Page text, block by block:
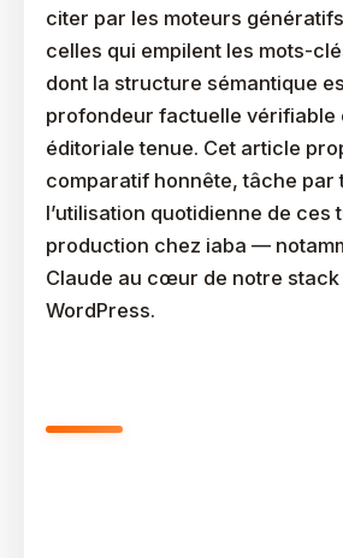
citer par les moteurs
celles qui empilent les mots-
dont la structure sémantique
profondeur factuelle vérifiable
éditoriale tenue. Cet article
comparatif honnête, tâche par
l’utilisation quotidienne de ces
production chez iaba —
Claude au cœur de notre
WordPress.